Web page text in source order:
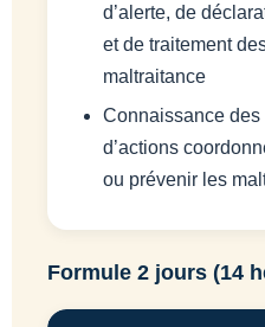
d’alerte, de
et de traitement
maltraitance
Connaissance des
d’actions
ou prévenir les
Formule 2 jours (14